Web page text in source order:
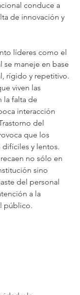
conduce a
de innovación y
líderes como el
se maneje en base
rígido y repetitivo.
viven las
la falta de
interacción
del
que los
difíciles y lentos.
no sólo en
sino
del personal
a la
público.